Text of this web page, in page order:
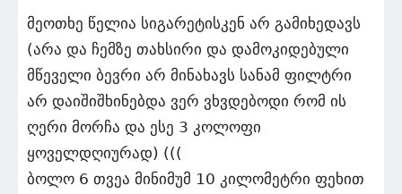
მეოთხე წელია სიგარეტისკენ არ გამიხედავს
(არა და ჩემზე თახსირი და დამოკიდებული
მწეველი ბევრი არ მინახავს სანამ ფილტრი
არ დაიშიშხინებდა ვერ ვხვდებოდი რომ ის
ღერი მორჩა და ესე 3 კოლოფი
ყოველდღიურად) (((
ბოლო 6 თვეა მინიმუმ 10 კილომეტრი ფეხით